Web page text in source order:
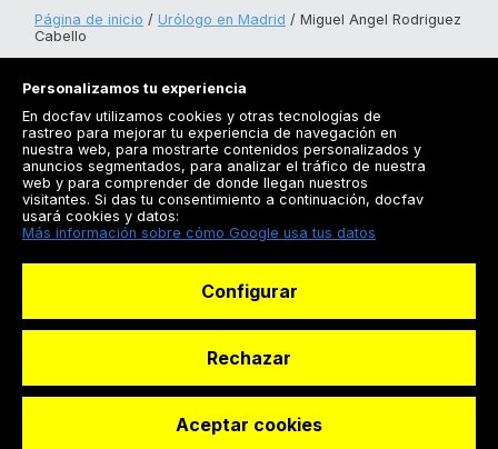
Página de inicio Urólogo en Madrid
Miguel Angel Rodriguez
Cabello
Registrarse
Docfav
© Dashboard Technologies S.L
Personalizamos tu experiencia
En docfav utilizamos cookies y otras tecnologías de
rastreo para mejorar tu experiencia de navegación en
nuestra web, para mostrarte contenidos personalizados y
anuncios segmentados, para analizar el tráfico de nuestra
web y para comprender de donde llegan nuestros
visitantes. Si das tu consentimiento a continuación, docfav
usará cookies y datos:
Más información sobre cómo Google usa tus datos
Configurar
Rechazar
Aceptar cookies